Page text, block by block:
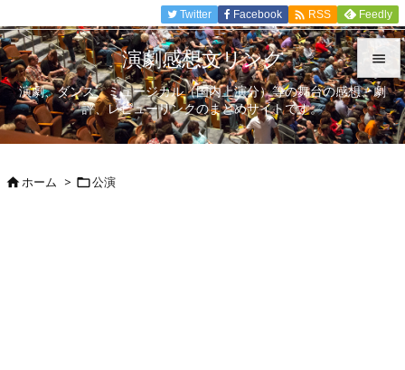


メニュ

Twitter Facebook  RSS Feedly
演劇感想文リンク
演劇、ダンス、ミュージカル（国内上演分）等の舞台の感想、劇
評、レビューリンクのまとめサイトです。
ホーム > 公演